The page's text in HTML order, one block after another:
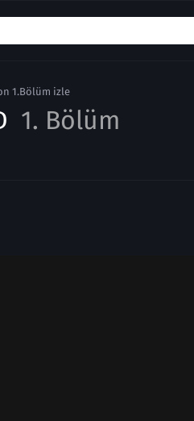
1.Bölüm izle
1. Bölüm